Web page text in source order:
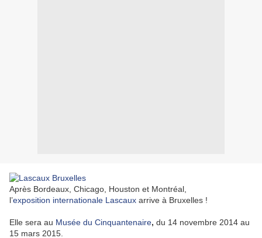
Après Bordeaux, Chicago, Houston et Montréal,
l’exposition internationale Lascaux arrive à Bruxelles !
Elle sera au Musée du Cinquantenaire, du 14 novembre 2014 au
15 mars 2015.